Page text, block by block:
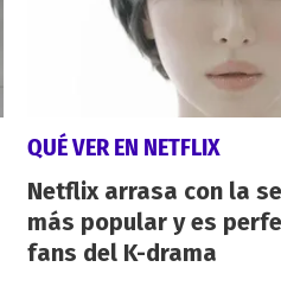
QUÉ VER EN NETFLIX
Netflix arrasa con la
más popular y es
fans del K-drama